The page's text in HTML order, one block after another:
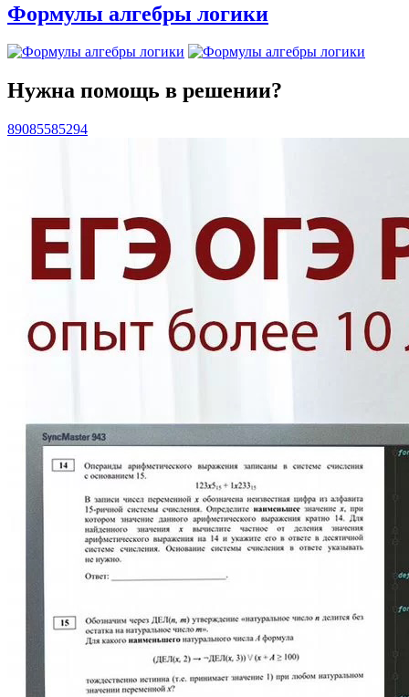
Формулы алгебры логики
Нужна помощь в решении?
89085585294